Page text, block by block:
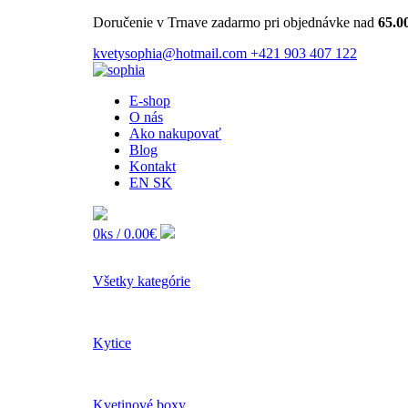
Doručenie v Trnave zadarmo pri objednávke nad
kvetysophia@hotmail.com +421 903 407 122
E-shop
O nás
Ako nakupovať
Blog
Kontakt
EN SK
0ks /0.00€
Všetky kategórie
Kytice
Kvetinové boxy